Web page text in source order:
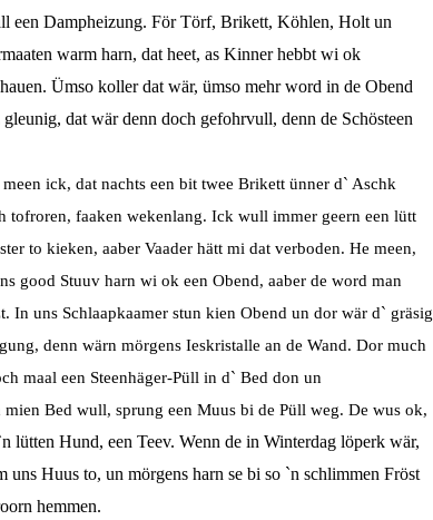
een Dampheizung. För Törf, Brikett, Köhlen, Holt un
warm harn, dat heet, as Kinner hebbt wi ok
Ümso koller dat wär, ümso mehr word in de Obend
dat wär denn doch gefohrvull, denn de Schösteen
ick, dat nachts een bit twee Brikett ünner d` Aschk
tofroren, faaken wekenlang. Ick wull immer geern een lütt
to kieken, aaber Vaader hätt mi dat verboden. He meen,
good Stuuv harn wi ok een Obend, aaber de word man
In uns Schlaapkaamer stun kien Obend un dor wär d` gräsig
denn wärn mörgens Ieskristalle an de Wand. Dor much
maal een Steenhäger-Püll in d` Bed don un
mien Bed wull, sprung een Muus bi de Püll weg. De wus ok,
lütten Hund, een Teev. Wenn de in Winterdag löperk wär,
uns Huus to, un mörgens harn se bi so `n schlimmen Fröst
hemmen.